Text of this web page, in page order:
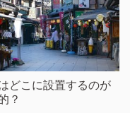
どこに設置するのが
？